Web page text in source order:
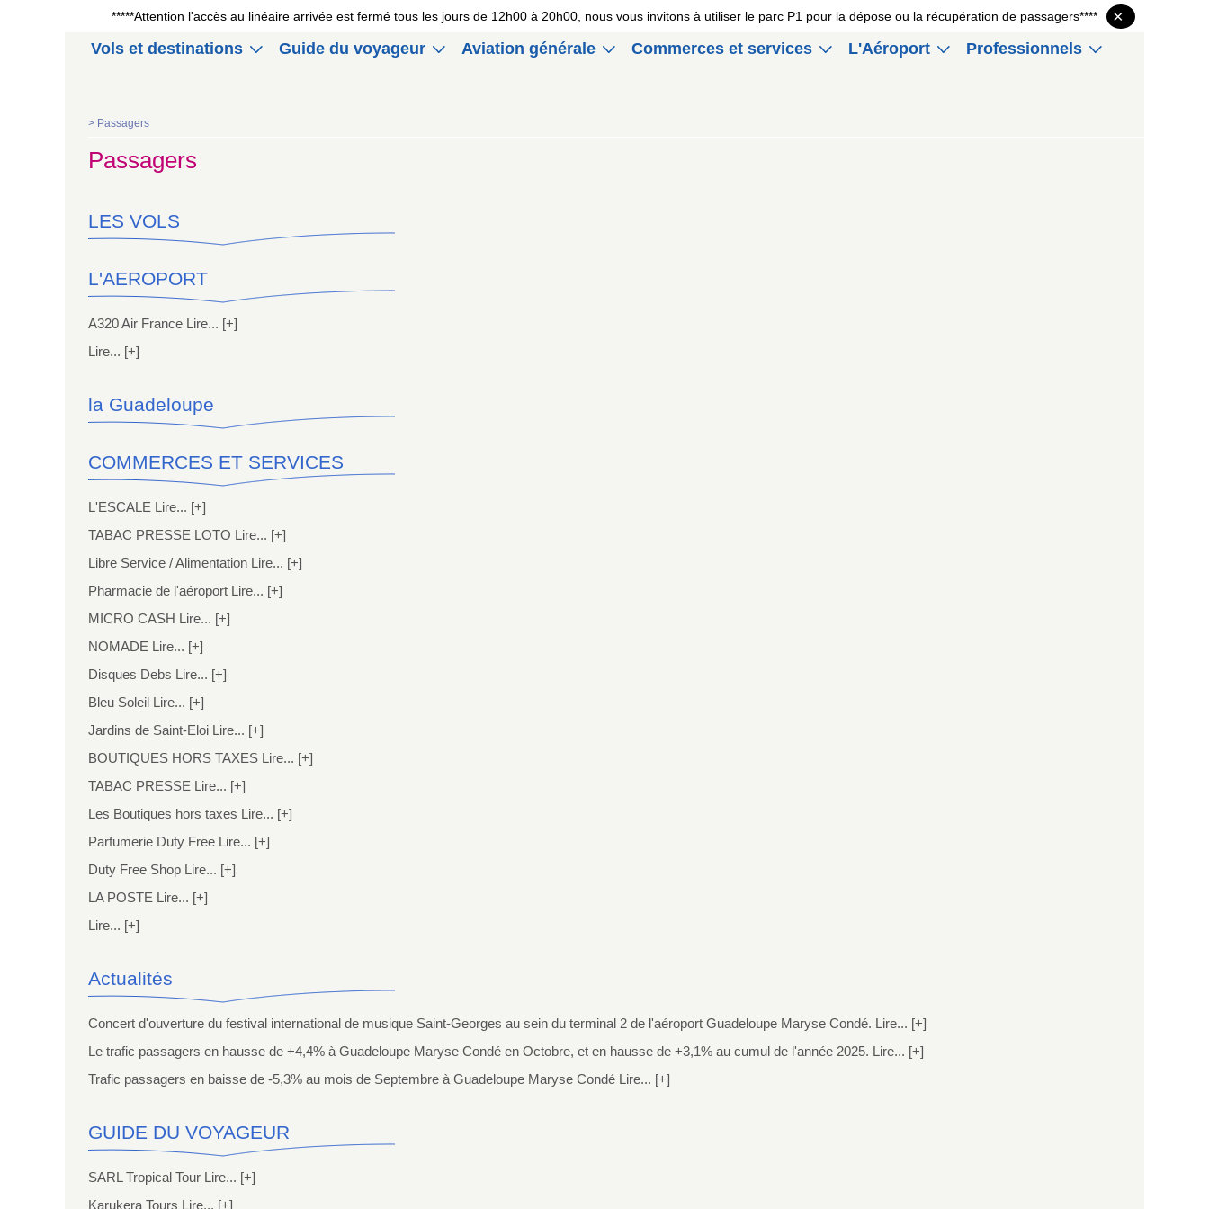
*****Attention l'accès au linéaire arrivée est fermé tous les jours de 12h00 à 20h00, nous vous invitons à utiliser le parc P1 pour la dépose ou la récupération de passagers**** ×
Vols et destinations Guide du voyageur Aviation générale Commerces et services L'Aéroport Professionnels
> Passagers
Passagers
LES VOLS
L'AEROPORT
A320 Air France Lire... [+]
Lire... [+]
la Guadeloupe
COMMERCES ET SERVICES
L'ESCALE Lire... [+]
TABAC PRESSE LOTO Lire... [+]
Libre Service / Alimentation Lire... [+]
Pharmacie de l'aéroport Lire... [+]
MICRO CASH Lire... [+]
NOMADE Lire... [+]
Disques Debs Lire... [+]
Bleu Soleil Lire... [+]
Jardins de Saint-Eloi Lire... [+]
BOUTIQUES HORS TAXES Lire... [+]
TABAC PRESSE Lire... [+]
Les Boutiques hors taxes Lire... [+]
Parfumerie Duty Free Lire... [+]
Duty Free Shop Lire... [+]
LA POSTE Lire... [+]
Lire... [+]
Actualités
Concert d'ouverture du festival international de musique Saint-Georges au sein du terminal 2 de l'aéroport Guadeloupe Maryse Condé. Lire... [+]
Le trafic passagers en hausse de +4,4% à Guadeloupe Maryse Condé en Octobre, et en hausse de +3,1% au cumul de l'année 2025. Lire... [+]
Trafic passagers en baisse de -5,3% au mois de Septembre à Guadeloupe Maryse Condé Lire... [+]
GUIDE DU VOYAGEUR
SARL Tropical Tour Lire... [+]
Karukera Tours Lire... [+]